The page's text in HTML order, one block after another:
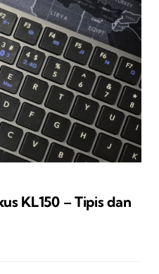
KL150 – Tipis dan